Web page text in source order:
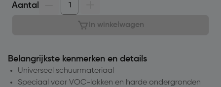
Aantal
In winkelwagen
Belangrijkste kenmerken en details
Universeel schuurmateriaal
Speciaal voor VOC-lakken en harde ondergronden